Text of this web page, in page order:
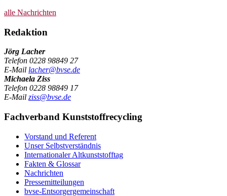
alle Nachrichten
Redaktion
Jörg Lacher
Telefon 0228 98849 27
E-Mail lacher@bvse.de
Michaela Ziss
Telefon 0228 98849 17
E-Mail ziss@bvse.de
Fachverband Kunststoffrecycling
Vorstand und Referent
Unser Selbstverständnis
Internationaler Altkunststofftag
Fakten & Glossar
Nachrichten
Pressemitteilungen
bvse-Entsorgergemeinschaft